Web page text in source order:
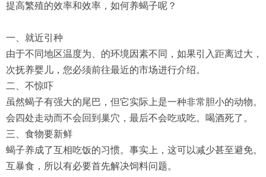
提高繁殖的效率和效率，如何养蝎子呢？
一、就近引种
由于不同地区温度为、的环境因素不同，如果引入距离过大
次抚养婴儿，您必须前往最近的市场进行介绍。
二、不惊吓
虽然蝎子有强大的尾巴，但它实际上是一种非常胆小的动物
会四处走动而不会回到巢穴，最后不会吃或吃。喝酒死了。
三、食物要新鲜
蝎子养成了互相吃饭的习惯。事实上，这可以减少甚至避免
互暴食，所以有必要首先解决饲料问题。